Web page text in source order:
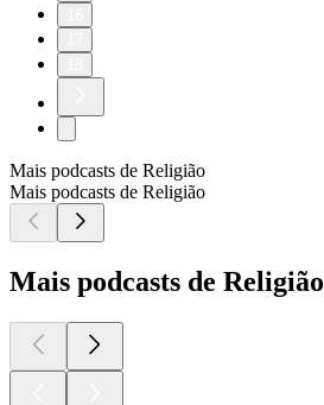
Mais podcasts de Religião
Mais podcasts de Religião
Mais podcasts de Religião